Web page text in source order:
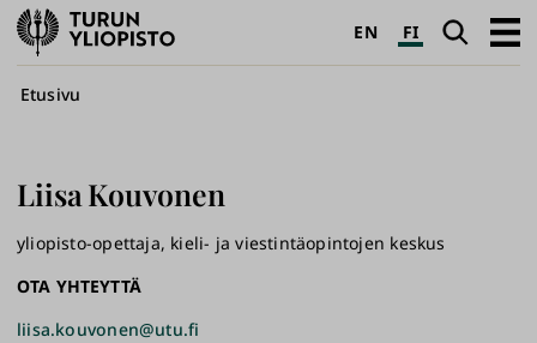
Turun
yliopisto
EN FI Haku
Avaa
Murupolku
Etusivu
Liisa Kouvonen
yliopisto-opettaja, kieli- ja viestintäopintojen keskus
OTA YHTEYTTÄ
liisa.kouvonen@utu.fi